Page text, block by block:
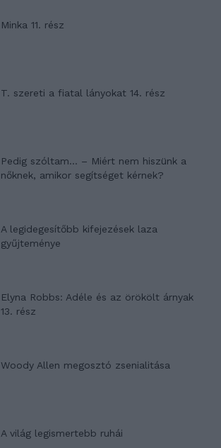
Minka 11. rész
T. szereti a fiatal lányokat 14. rész
Pedig szóltam… – Miért nem hiszünk a
nőknek, amikor segítséget kérnek?
A legidegesítőbb kifejezések laza
gyűjteménye
Elyna Robbs: Adéle és az örökölt árnyak
13. rész
Woody Allen megosztó zsenialitása
A világ legismertebb ruhái